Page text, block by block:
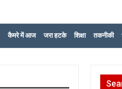
कैमरे में आज जरा हटके शिक्षा तकनीकी